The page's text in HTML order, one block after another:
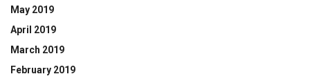
May 2019
April 2019
March 2019
February 2019